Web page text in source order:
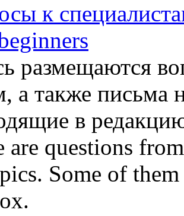
к
размещаются
а также письма
в
are questions
Some of